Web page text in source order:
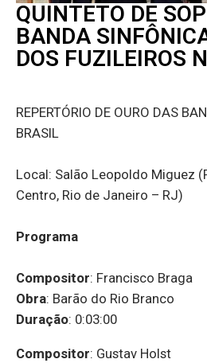
QUINTETO DE
BANDA
DOS FUZILEIROS
REPERTÓRIO DE OURO DAS
BRASIL
Local: Salão Leopoldo Miguez
Centro, Rio de Janeiro – RJ)
Programa
Compositor: Francisco Braga
Obra: Barão do Rio Branco
Duração: 0:03:00
Compositor: Gustav Holst